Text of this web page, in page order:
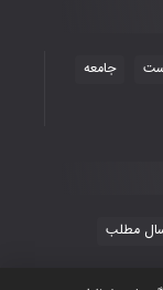
جوان
جامعه
مطلب